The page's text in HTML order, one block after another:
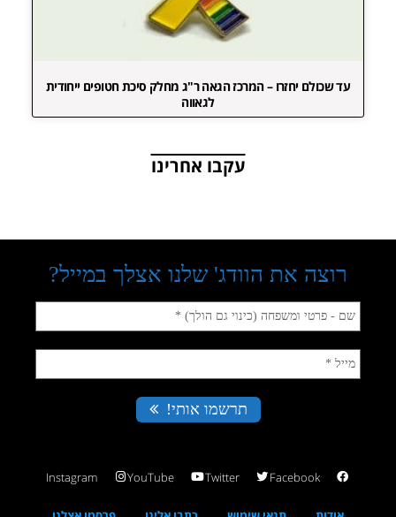
עד שכולם יחזרו – המרכז הגאה ר"ג מחלק סיכת חטופים ייחודית
לגאווה
עקבו אחרינו
Facebook
Twitter
YouTube
Instagram